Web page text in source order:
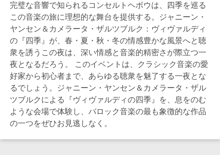
完璧な音響で知られるコンセルトヘボウは、四季を巡る
この音楽の旅に理想的な舞台を提供する。ジャニーン・
ヤンセン＆カメラータ・ザルツブルク：ヴィヴァルディ
の『四季』が、春・夏・秋・冬の情感豊かな風景へと聴
衆を誘うこの夜は、深い情感と音楽的精密さが際立つ一
夜となるだろう。 このイベントは、クラシック音楽の愛
好家から初心者まで、あらゆる聴衆を魅了する一夜とな
るでしょう。ジャニーン・ヤンセン＆カメラータ・ザル
ツブルクによる『ヴィヴァルディの四季』を、息をのむ
ような会場で体験し、バロック音楽の最も象徴的な作品
の一つをぜひお見逃しなく。